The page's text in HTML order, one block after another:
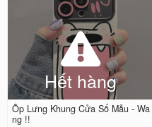
Hết hàng
Ốp Lưng Khung Cửa Sổ Mẫu - Wa
ng !!